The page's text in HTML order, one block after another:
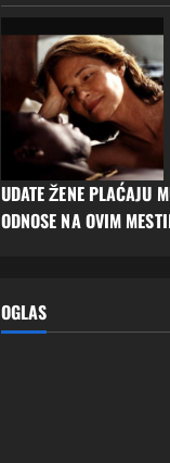
UDATE ŽENE PLAĆAJU
ODNOSE NA OVIM
OGLAS